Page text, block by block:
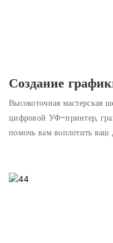
Создание
Высокоточная мастерская
цифровой УФ-принтер,
помочь вам воплотить ваш